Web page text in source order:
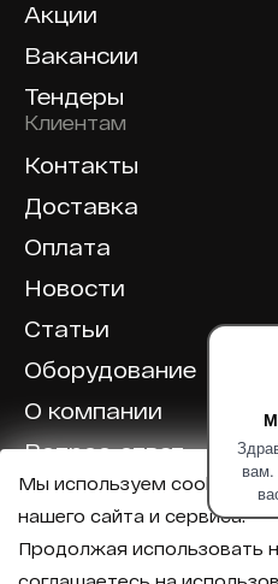
Акции
Вакансии
Тендеры
Клиентам
Контакты
Доставка
Оплата
Новости
Статьи
Оборудование
О компании
Вопрос-ответ
Отзывы
Мы используем cookie для
нашего сайта и сервиса.
Продолжая использовать